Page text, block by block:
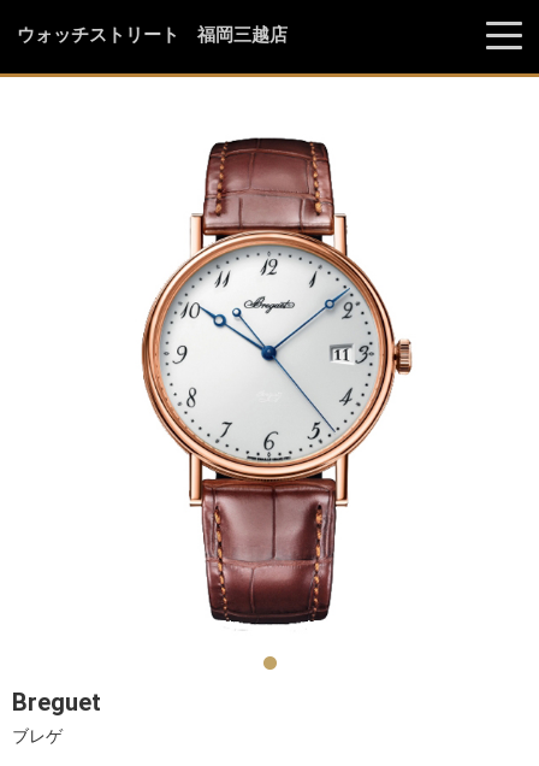
ウォッチストリート 福岡三越店
Breguet
ブレゲ